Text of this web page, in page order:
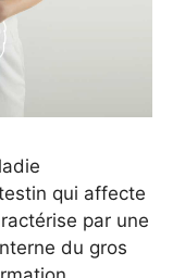
qui affecte
par une
du gros